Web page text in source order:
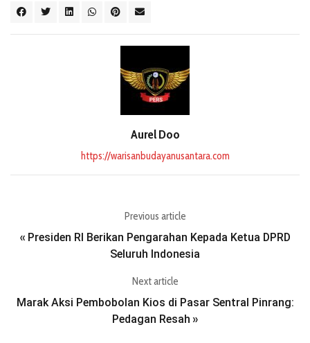
Aurel Doo
https://warisanbudayanusantara.com
Previous article
« Presiden RI Berikan Pengarahan Kepada Ketua DPRD
Seluruh Indonesia
Next article
Marak Aksi Pembobolan Kios di Pasar Sentral Pinrang:
Pedagan Resah »